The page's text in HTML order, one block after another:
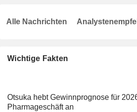
Wichtige Fakten
Otsuka hebt Gewinnprognose für
Pharmageschäft an
Alle Nachrichten